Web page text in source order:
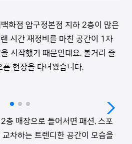
화점 압구정본점 지하 2층이 많은
시간 재정비를 마친 공간이 1차
시작했기 때문인데요. 볼거리 즐
현장을 다녀왔습니다.
층 매장으로 들어서면 패션, 스포
차하는 트렌디한 공간이 모습을